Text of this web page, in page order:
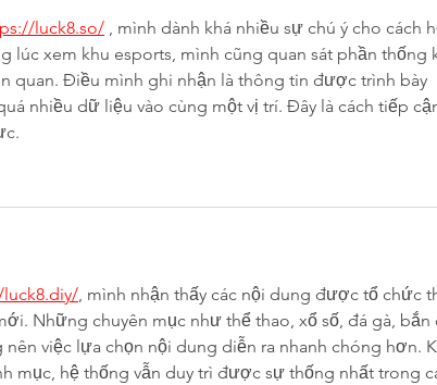
luck8.so/ , mình dành khá nhiều sự chú ý cho cách
lúc xem khu esports, mình cũng quan sát phần thống
quan. Điều mình ghi nhận là thông tin được trình bày
nhiều dữ liệu vào cùng một vị trí. Đây là cách tiếp
, mình nhận thấy các nội dung được tổ chức
Những chuyên mục như thể thao, xổ số, đá gà, bắn
việc lựa chọn nội dung diễn ra nhanh chóng hơn.
mục, hệ thống vẫn duy trì được sự thống nhất trong